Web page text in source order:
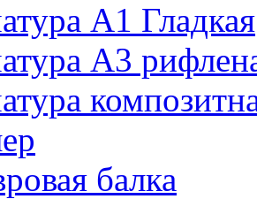
А1 Гладкая
А3
балка